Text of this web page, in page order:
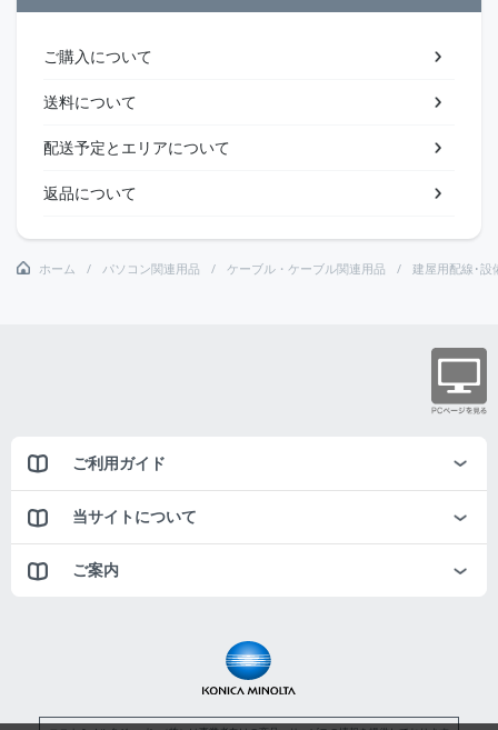
ご購入について
送料について
配送予定とエリアについて
返品について
ホーム パソコン関連用品 ケーブル・ケーブル関連用品 建屋用配線･設
ご利用ガイド
当サイトについて
ご案内